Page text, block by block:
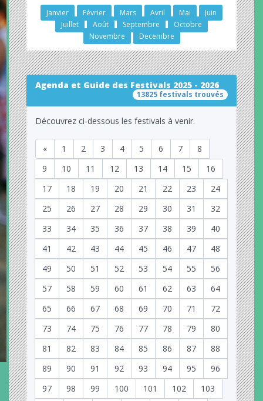
Janvier Février Mars Avril Mai
Juin
Juillet
Août Septembre
Octobre
Novembre
Decembre
Agenda et Guide des Festivals 2025 - 2026
13825 festivals trouvés
Découvrez ci-dessous les festivals à venir.
« 1 2 3 4 5 6 7
8
9
10 11 12 13 14 15
16
17
18 19 20 21 22 23
24
25
26 27 28 29 30 31
32
33
34 35 36 37 38 39
40
41
42 43 44 45 46 47
48
49
50 51 52 53 54 55
56
57
58 59 60 61 62 63
64
65
66 67 68 69 70 71
72
73
74 75 76 77 78 79
80
81
82 83 84 85 86 87
88
89
90 91 92 93 94 95
96
97
98 99 100 101 102
103